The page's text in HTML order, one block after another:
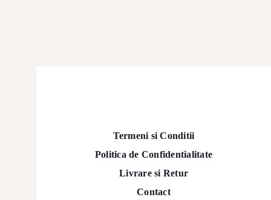
Termeni si Conditii
Politica de Confidentialitate
Livrare si Retur
Contact